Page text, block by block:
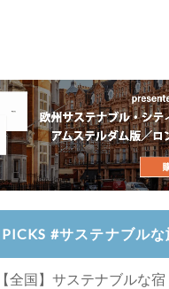
PICKS #サステナブルな
【全国】サステナブルな